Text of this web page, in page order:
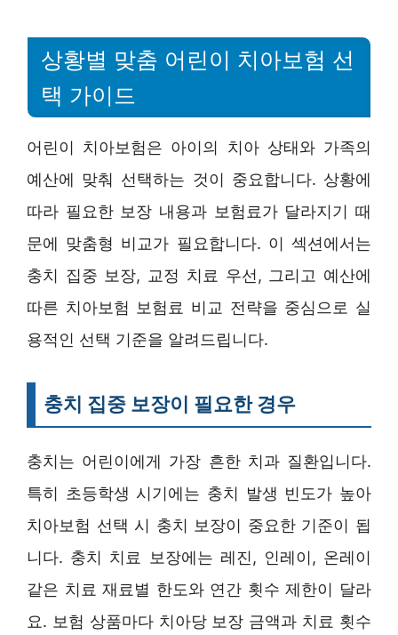
상황별 맞춤 어린이 치아보험 선
택 가이드
어린이 치아보험은 아이의 치아 상태와 가족의
예산에 맞춰 선택하는 것이 중요합니다. 상황에
따라 필요한 보장 내용과 보험료가 달라지기 때
문에 맞춤형 비교가 필요합니다. 이 섹션에서는
충치 집중 보장, 교정 치료 우선, 그리고 예산에
따른 치아보험 보험료 비교 전략을 중심으로 실
용적인 선택 기준을 알려드립니다.
충치 집중 보장이 필요한 경우
충치는 어린이에게 가장 흔한 치과 질환입니다.
특히 초등학생 시기에는 충치 발생 빈도가 높아
치아보험 선택 시 충치 보장이 중요한 기준이 됩
니다. 충치 치료 보장에는 레진, 인레이, 온레이
같은 치료 재료별 한도와 연간 횟수 제한이 달라
요. 보험 상품마다 치아당 보장 금액과 치료 횟수